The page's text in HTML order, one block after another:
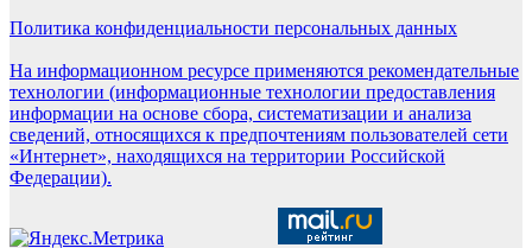
Политика конфиденциальности персональных данных
На информационном ресурсе применяются рекомендательные
технологии (информационные технологии предоставления
информации на основе сбора, систематизации и анализа
сведений, относящихся к предпочтениям пользователей сети
«Интернет», находящихся на территории Российской
Федерации).